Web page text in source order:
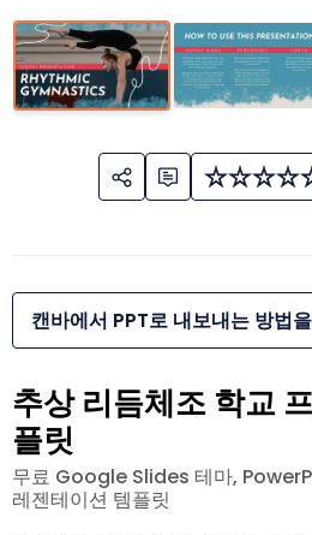
캔바에서 PPT로 내보내는 방법
추상 리듬체조 학교
플릿
무료 Google Slides 테마,
레젠테이션 템플릿